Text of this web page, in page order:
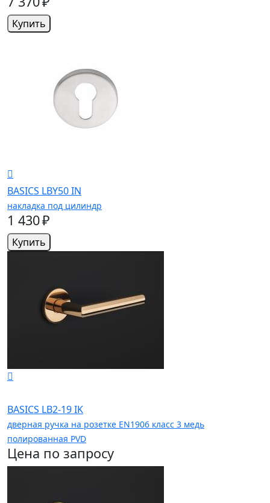
Купить
BASICS LBY50 IN
накладка под цилиндр
1 430 ₽
Купить
BASICS LB2-19 IK
дверная ручка на розетке EN1906 класс 3 медь
полированная PVD
Цена по запросу